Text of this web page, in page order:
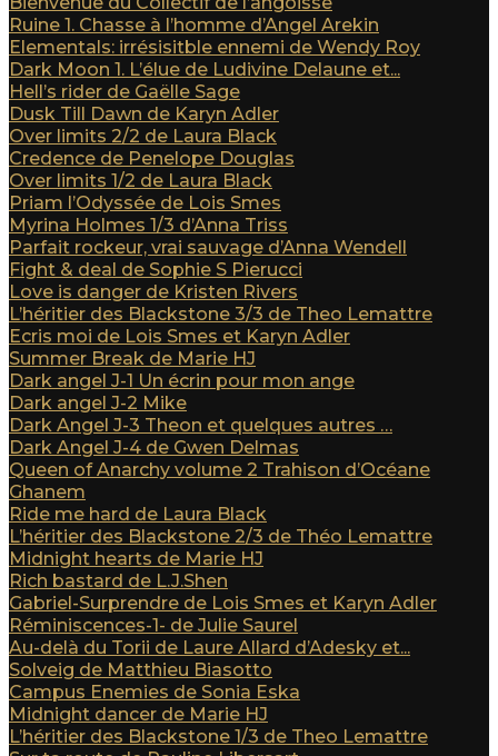
Ruine 1. Chasse à l’homme d’Angel Arekin
Elementals: irrésisitble ennemi de Wendy Roy
Dark Moon 1. L’élue de Ludivine Delaune et...
Hell’s rider de Gaëlle Sage
Dusk Till Dawn de Karyn Adler
Over limits 2/2 de Laura Black
Credence de Penelope Douglas
Over limits 1/2 de Laura Black
Priam l’Odyssée de Lois Smes
Myrina Holmes 1/3 d’Anna Triss
Parfait rockeur, vrai sauvage d’Anna Wendell
Fight & deal de Sophie S Pierucci
Love is danger de Kristen Rivers
L’héritier des Blackstone 3/3 de Theo Lemattre
Ecris moi de Lois Smes et Karyn Adler
Summer Break de Marie HJ
Dark angel J-1 Un écrin pour mon ange
Dark angel J-2 Mike
Dark Angel J-3 Theon et quelques autres …
Dark Angel J-4 de Gwen Delmas
Queen of Anarchy volume 2 Trahison d’Océane
Ghanem
Ride me hard de Laura Black
L’héritier des Blackstone 2/3 de Théo Lemattre
Midnight hearts de Marie HJ
Rich bastard de L.J.Shen
Gabriel-Surprendre de Lois Smes et Karyn Adler
Réminiscences-1- de Julie Saurel
Au-delà du Torii de Laure Allard d’Adesky et...
Solveig de Matthieu Biasotto
Campus Enemies de Sonia Eska
Midnight dancer de Marie HJ
L’héritier des Blackstone 1/3 de Theo Lemattre